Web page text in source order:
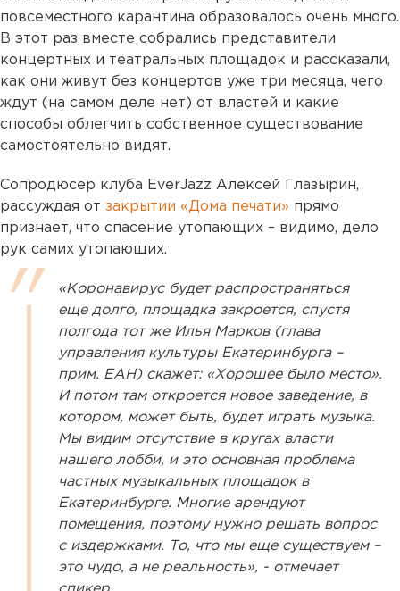
повсеместного карантина образовалось очень много.
В этот раз вместе собрались представители
концертных и театральных площадок и рассказали,
как они живут без концертов уже три месяца, чего
ждут (на самом деле нет) от властей и какие
способы облегчить собственное существование
самостоятельно видят.
Сопродюсер клуба EverJazz Алексей Глазырин,
рассуждая от закрытии «Дома печати» прямо
признает, что спасение утопающих – видимо, дело
рук самих утопающих.
«Коронавирус будет распространяться
еще долго, площадка закроется, спустя
полгода тот же Илья Марков (глава
управления культуры Екатеринбурга –
прим. ЕАН) скажет: «Хорошее было место».
И потом там откроется новое заведение, в
котором, может быть, будет играть музыка.
Мы видим отсутствие в кругах власти
нашего лобби, и это основная проблема
частных музыкальных площадок в
Екатеринбурге. Многие арендуют
помещения, поэтому нужно решать вопрос
с издержками. То, что мы еще существуем –
это чудо, а не реальность», - отмечает